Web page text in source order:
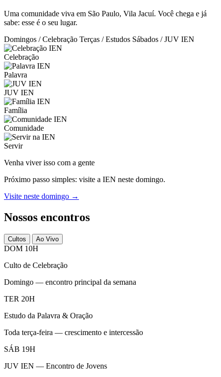
Uma comunidade viva em São Paulo, Vila Jacuí. Você chega e já
sabe: esse é o seu lugar.
Domingos / Celebração Terças / Estudos Sábados / JUV IEN
Celebração
Palavra
JUV IEN
Família
Comunidade
Servir
Venha viver isso com a gente
Próximo passo simples: visite a IEN neste domingo.
Visite neste domingo →
Nossos encontros
Cultos Ao Vivo
DOM 10H
Culto de Celebração
Domingo — encontro principal da semana
TER 20H
Estudo da Palavra & Oração
Toda terça-feira — crescimento e intercessão
SÁB 19H
JUV IEN — Encontro de Jovens